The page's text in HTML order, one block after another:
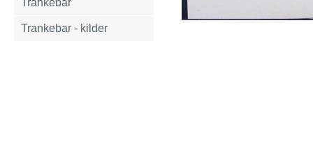
Trankebar
Trankebar - kilder